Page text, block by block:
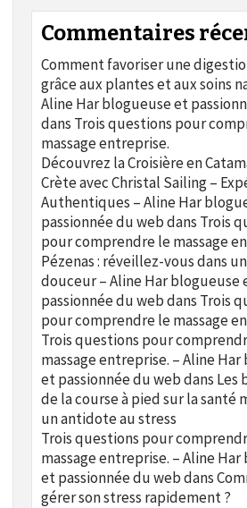
Commentaires
Comment favoriser une
grâce aux plantes et aux soins
Aline Har blogueuse et
dans Trois questions pour
massage entreprise.
Découvrez la Croisière en
Crète avec Christal Sailing –
Authentiques – Aline Har
passionnée du webdans Trois
pour comprendre le massage
Pézenas : réveillez-vous dans
douceur – Aline Har blogueuse
passionnée du webdans Trois
pour comprendre le massage
Trois questions pour
massage entreprise. – Aline
et passionnée du webdans Les
de la course à pied sur la santé
un antidote au stress
Trois questions pour
massage entreprise. – Aline
et passionnée du webdans
gérer son stress rapidement ?